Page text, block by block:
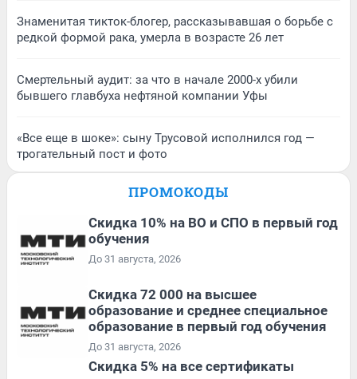
Знаменитая тикток-блогер, рассказывавшая о борьбе с
редкой формой рака, умерла в возрасте 26 лет
Смертельный аудит: за что в начале 2000-х убили
бывшего главбуха нефтяной компании Уфы
«Все еще в шоке»: сыну Трусовой исполнился год —
трогательный пост и фото
ПРОМОКОДЫ
Скидка 10% на ВО и СПО в первый год
обучения
До 31 августа, 2026
Скидка 72 000 на высшее
образование и среднее специальное
образование в первый год обучения
До 31 августа, 2026
Скидка 5% на все сертификаты